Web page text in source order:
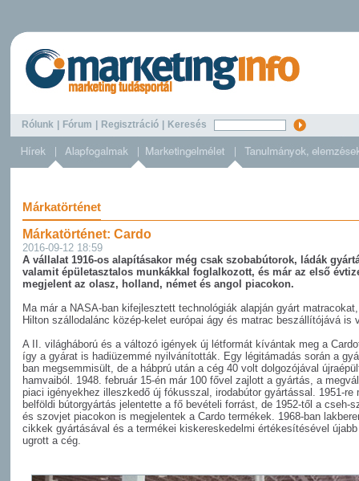
Rólunk Fórum Regisztráció Keresés
Márkatörténet
Márkatörténet: Cardo
2016-09-12 18:59
A vállalat 1916-os alapításakor még csak szobabútorok, ládák
valamit épületasztalos munkákkal foglalkozott, és már az első
megjelent az olasz, holland, német és angol piacokon.
Ma már a NASA-ban kifejlesztett technológiák alapján gyárt
Hilton szállodalánc közép-kelet európai ágy és matrac beszállítójává is
A II. világháború és a változó igények új létformát kívántak meg a
így a gyárat is hadiüzemmé nyilvánították. Egy légitámadás során a
ban megsemmisült, de a hábprú után a cég 40 volt dolgozójával
hamvaiból. 1948. február 15-én már 100 fővel zajlott a gyártás, a
piaci igényekhez illeszkedő új fókusszal, irodabútor gyártással. 1951-re
belföldi bútorgyártás jelentette a fő bevételi forrást, de 1952-től a cseh-
és szovjet piacokon is megjelentek a Cardo termékek. 1968-ban
cikkek gyártásával és a termékei kiskereskedelmi értékesítésével
ugrott a cég.